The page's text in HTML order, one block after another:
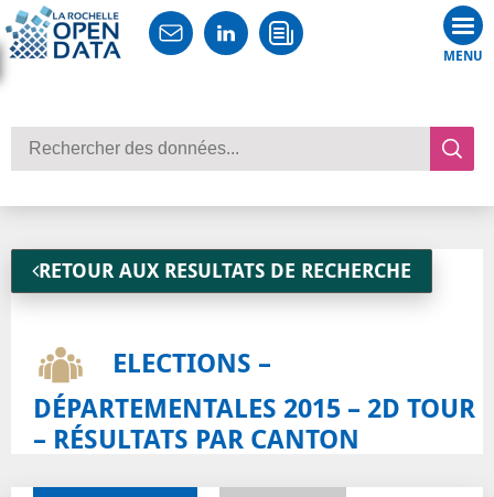
Rechercher des données
RETOUR AUX RESULTATS DE RECHERCHE
ELECTIONS –
DÉPARTEMENTALES 2015 – 2D TOUR
– RÉSULTATS PAR CANTON